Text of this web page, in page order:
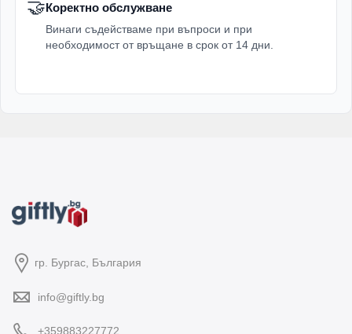
🤝Коректно обслужване
Винаги съдействаме при въпроси и при
необходимост от връщане в срок от 14 дни.
гр. Бургас, България
info@giftly.bg
+359883227772